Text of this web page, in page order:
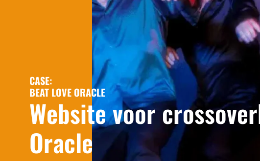
CASE:
BEAT LOVE ORACLE
Website voor
Oracle